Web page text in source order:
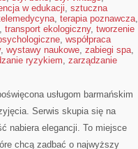
w edukacji, sztuczna
, terapia poznawcza,
, transport ekologiczny, tworzenie
, współpraca
, wystawy naukowe, zabiegi spa,
ryzykiem, zarządzanie
usługom barmańskim
Serwis skupia się na
nabiera elegancji. To miejsce
chcą zadbać o najwyższy